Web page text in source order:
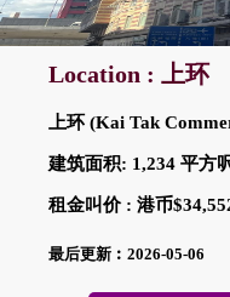
Location : 上环
上环 (Kai Tak
建筑面积: 1,234 平方
租金叫价 : 港币
最后更新︰2026-05-06